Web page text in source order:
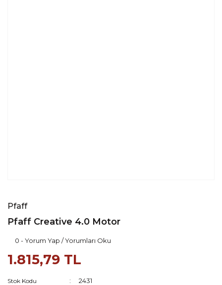
Pfaff
Pfaff Creative 4.0 Motor
0 - Yorum Yap / Yorumları Oku
1.815,79 TL
Stok Kodu 2431